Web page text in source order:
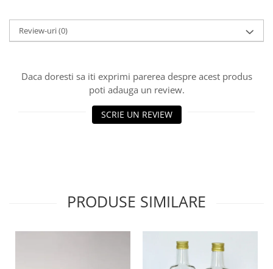
Review-uri(0)
Daca doresti sa iti exprimi parerea despre acest produs
poti adauga un review.
SCRIE UN REVIEW
PRODUSE SIMILARE